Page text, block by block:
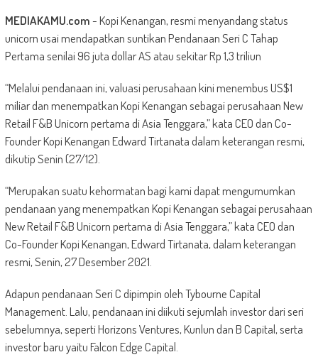
MEDIAKAMU.com-Kopi Kenangan, resmi menyandang status
unicorn usai mendapatkan suntikan Pendanaan Seri C Tahap
Pertama senilai 96 juta dollar AS atau sekitar Rp 1,3 triliun
“Melalui pendanaan ini, valuasi perusahaan kini menembus US$1
miliar dan menempatkan Kopi Kenangan sebagai perusahaan New
Retail F&B Unicorn pertama di Asia Tenggara,” kata CEO dan Co-
Founder Kopi Kenangan Edward Tirtanata dalam keterangan resmi,
dikutip Senin (27/12).
“Merupakan suatu kehormatan bagi kami dapat mengumumkan
pendanaan yang menempatkan Kopi Kenangan sebagai perusahaan
New Retail F&B Unicorn pertama di Asia Tenggara,” kata CEO dan
Co-Founder Kopi Kenangan, Edward Tirtanata, dalam keterangan
resmi, Senin, 27 Desember 2021.
Adapun pendanaan Seri C dipimpin oleh Tybourne Capital
Management. Lalu, pendanaan ini diikuti sejumlah investor dari seri
sebelumnya, seperti Horizons Ventures, Kunlun dan B Capital, serta
investor baru yaitu Falcon Edge Capital.